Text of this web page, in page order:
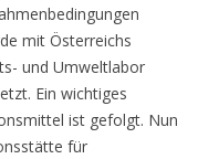
mit Österreichs
und Umweltlabor
Ein wichtiges
ist gefolgt. Nun
für